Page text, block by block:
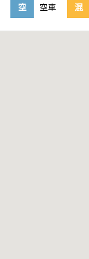
空 空車 混